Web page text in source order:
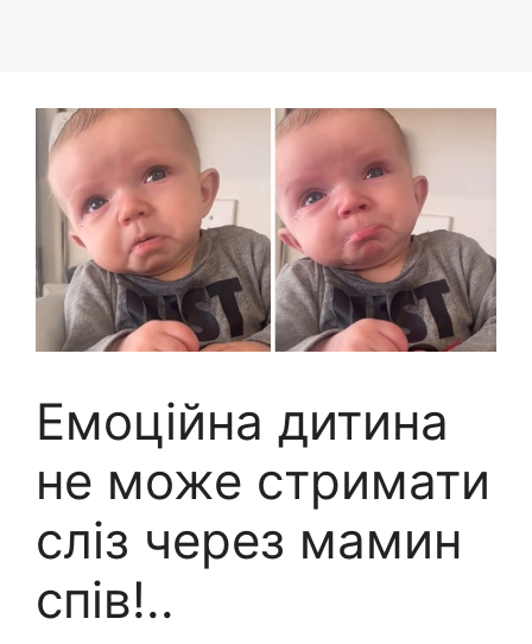
Емоційна дитина
не може стримати
сліз через мамин
спів!..